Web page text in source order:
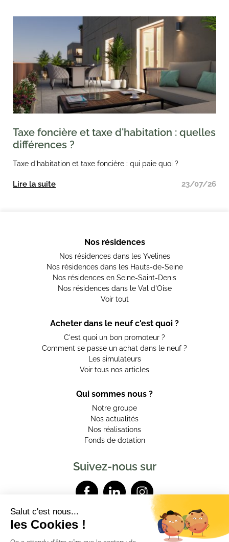
Taxe foncière et taxe d'habitation : quelles
différences ?
Taxe d'habitation et taxe foncière : qui paie quoi ?
Lire la suite 23/07/26
Nos résidences
Nos résidences dans les Yvelines
Nos résidences dans les Hauts-de-Seine
Nos résidences en Seine-Saint-Denis
Nos résidences dans le Val d'Oise
Voir tout
Acheter dans le neuf c'est quoi ?
C'est quoi un bon promoteur ?
Comment se passe un achat dans le neuf ?
Les simulateurs
Voir tous nos articles
Qui sommes nous ?
Notre groupe
Nos actualités
Nos réalisations
Fonds de dotation
Suivez-nous sur